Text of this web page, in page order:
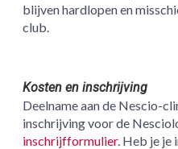
blijven hardlopen en
club.
Kosten en inschrijving
Deelname aan de Nescio-
inschrijving voor de
inschrijfformulier. Heb je je